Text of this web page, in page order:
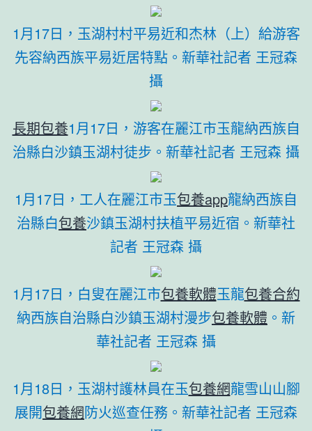
1月17日，玉湖村村平易近和杰林（上）給游客
先容納西族平易近居特點。新華社記者 王冠森
攝
長期包養1月17日，游客在麗江市玉龍納西族自
治縣白沙鎮玉湖村徒步。新華社記者 王冠森 攝
1月17日，工人在麗江市玉包養app龍納西族自
治縣白包養沙鎮玉湖村扶植平易近宿。新華社
記者 王冠森 攝
1月17日，白叟在麗江市包養軟體玉龍包養合約
納西族自治縣白沙鎮玉湖村漫步包養軟體 。新
華社記者 王冠森 攝
1月18日，玉湖村護林員在玉包養網龍雪山山腳
展開包養網防火巡查任務。新華社記者 王冠森